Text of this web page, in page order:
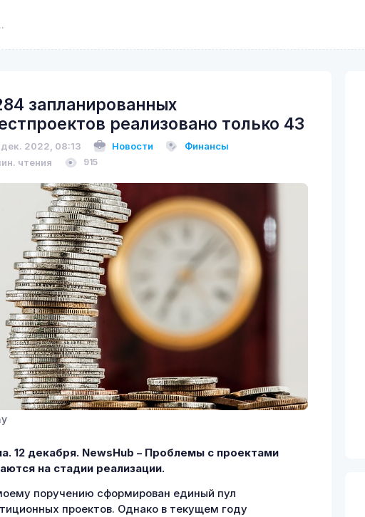
запланированных
реализовано только 43
дек. 2022, 08:13 Новости
Финансы
чтения
915
12 декабря. NewsHub – Проблемы с проектами
на стадии реализации.
поручению сформирован единый пул
проектов. Однако в текущем году